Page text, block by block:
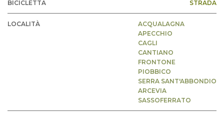
BICICLETTA STRADA
LOCALITÀ
ACQUALAGNA
APECCHIO
CAGLI
CANTIANO
FRONTONE
PIOBBICO
SERRA SANT'ABBONDIO
ARCEVIA
SASSOFERRATO